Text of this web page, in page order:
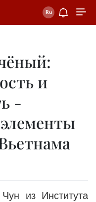
и
-
из Института